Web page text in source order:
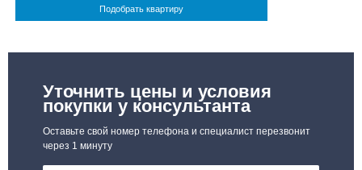
Подобрать квартиру
Уточнить цены и условия
покупки у консультанта
Оставьте свой номер телефона и специалист перезвонит
через 1 минуту